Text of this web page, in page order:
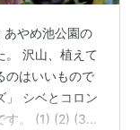
あやめ池公園の
。 沢山、植えて
のはいいもので
」 シベとコロン
す。 (1) (2) (3)